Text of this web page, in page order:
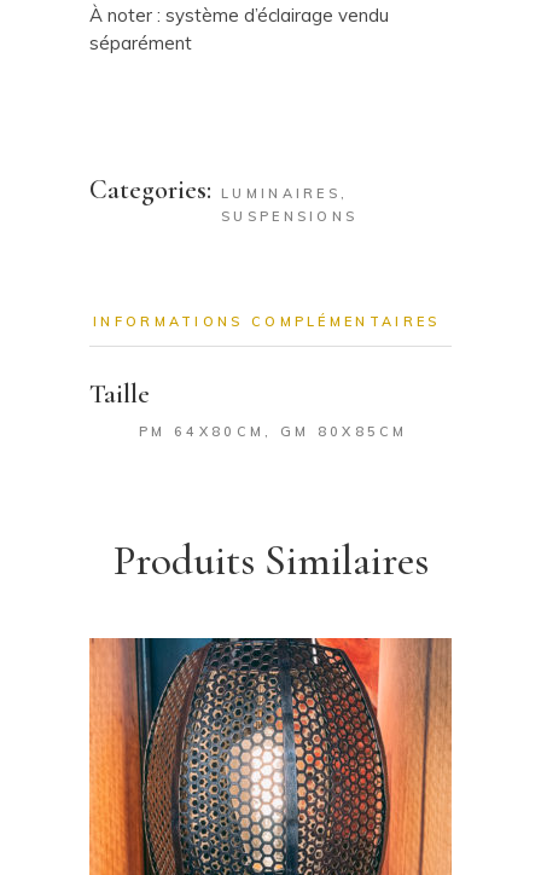
À noter : système d’éclairage vendu
séparément
Categories: LUMINAIRES
SUSPENSIONS
INFORMATIONS COMPLÉMENTAIRES
Taille
PM 64X80CM, GM 80X85CM
Produits Similaires